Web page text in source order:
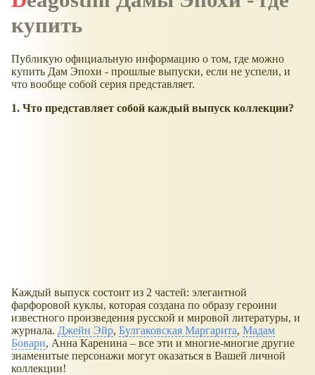
купить
Публикую официальную информацию о том, где можно
купить Дам Эпохи - прошлые выпуски, если не успели, и
что вообще собой серия представляет.
1. Что представляет собой каждый выпуск коллекции?
Каждый выпуск состоит из 2 частей: элегантной
фарфоровой куклы, которая создана по образу героини
известного произведения русской и мировой литературы, и
журнала. Джейн Эйр, Булгаковская Маргарита, Мадам
Бовари, Анна Каренина – все эти и многие-многие другие
знаменитые персонажи могут оказаться в Вашей личной
коллекции!